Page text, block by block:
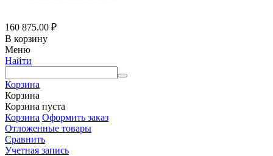
160 875.00 ₽
В корзину
Меню
Найти
Корзина
Корзина
Корзина пуста
Корзина Оформить заказ
Отложенные товары
Сравнить
Учетная запись